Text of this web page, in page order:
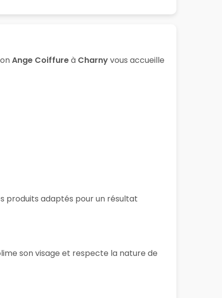
Ange Coiffureà Charnyvous accueille
produits adaptés pour un résultat
son visage et respecte la nature de